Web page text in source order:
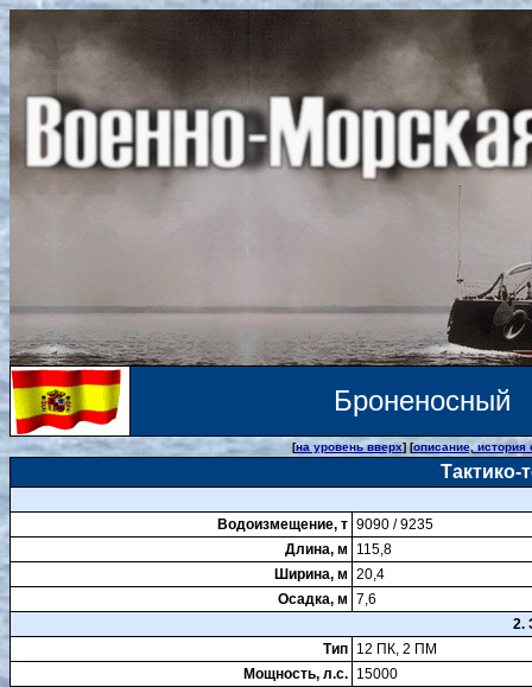
[на уровень вверх] [описание,
Тактико-
Водоизмещение, т 9090 / 9235
Длина, м
115,8
Ширина, м 20,4
Осадка, м 7,6
2.
Тип 12 ПК, 2 ПМ
Мощность, л.с. 15000